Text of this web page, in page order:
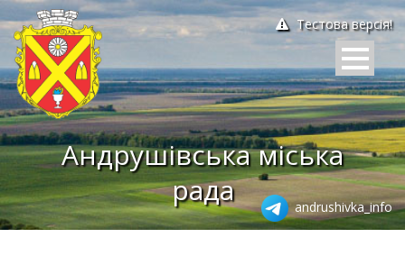
Тестова версія!
Андрушівська міська
рада
andrushivka_info